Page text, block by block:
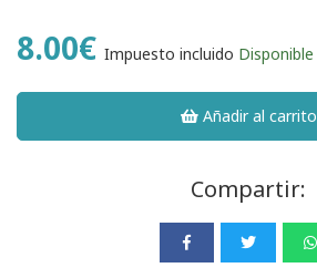
8.00€ Impuesto incluido Disponible
Añadir al carrito
Compartir: